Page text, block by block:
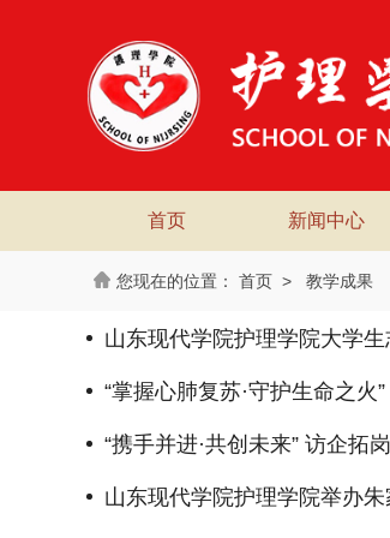
首页 新闻中心
首页 > 教学成果
山东现代学院护理学院大学
“掌握心肺复苏·守护生命之火
“携手并进·共创未来” 访企拓岗
山东现代学院护理学院举办